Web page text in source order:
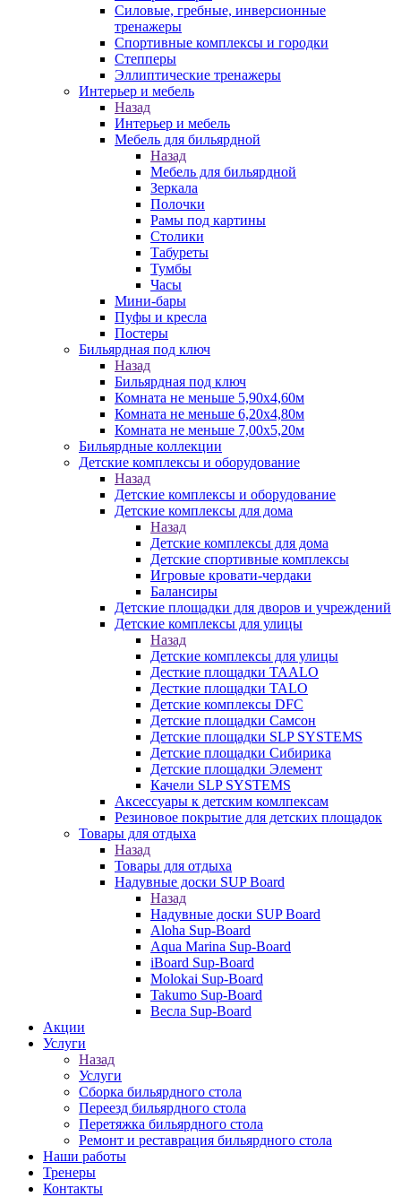
Силовые, гребные, инверсионные
тренажеры
Спортивные комплексы и городки
Степперы
Эллиптические тренажеры
Интерьер и мебель
Назад
Интерьер и мебель
Мебель для бильярдной
Назад
Мебель для бильярдной
Зеркала
Полочки
Рамы под картины
Столики
Табуреты
Тумбы
Часы
Мини-бары
Пуфы и кресла
Постеры
Бильярдная под ключ
Назад
Бильярдная под ключ
Комната не меньше 5,90х4,60м
Комната не меньше 6,20х4,80м
Комната не меньше 7,00х5,20м
Бильярдные коллекции
Детские комплексы и оборудование
Назад
Детские комплексы и оборудование
Детские комплексы для дома
Назад
Детские комплексы для дома
Детские спортивные комплексы
Игровые кровати-чердаки
Балансиры
Детские площадки для дворов и учреждений
Детские комплексы для улицы
Назад
Детские комплексы для улицы
Десткие площадки TAALO
Десткие площадки TALO
Детские комплексы DFC
Детские площадки Самсон
Детские площадки SLP SYSTEMS
Детские площадки Сибирика
Детские площадки Элемент
Качели SLP SYSTEMS
Аксессуары к детским комлпексам
Резиновое покрытие для детских площадок
Товары для отдыха
Назад
Товары для отдыха
Надувные доски SUP Board
Назад
Надувные доски SUP Board
Aloha Sup-Board
Aqua Marina Sup-Board
iBoard Sup-Board
Molokai Sup-Board
Takumo Sup-Board
Весла Sup-Board
Акции
Услуги
Назад
Услуги
Сборка бильярдного стола
Переезд бильярдного стола
Перетяжка бильярдного стола
Ремонт и реставрация бильярдного стола
Наши работы
Тренеры
Контакты